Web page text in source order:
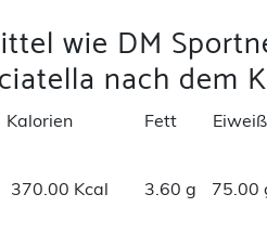
wie DM
nach dem
Kalorien Fett Eiweiß
370.00 Kcal 3.60 g 75.00